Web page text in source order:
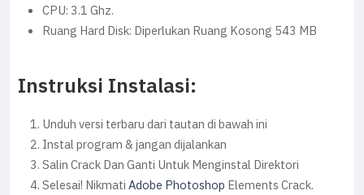
CPU: 3.1 Ghz.
Ruang Hard Disk: Diperlukan Ruang Kosong 543 MB
Instruksi Instalasi:
Unduh versi terbaru dari tautan di bawah ini
Instal program & jangan dijalankan
Salin Crack Dan Ganti Untuk Menginstal Direktori
Selesai! NikmatiAdobe Photoshop Elements Crack.